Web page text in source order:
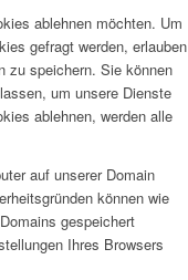
ablehnen möchten. Um
gefragt werden, erlauben
zu speichern. Sie können
um unsere Dienste
ablehnen, werden alle
auf unserer Domain
können wie
gespeichert
Ihres Browsers